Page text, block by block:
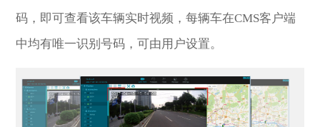
码，即可查看该车辆实时视频，每辆车在CMS客户端
中均有唯一识别号码，可由用户设置。